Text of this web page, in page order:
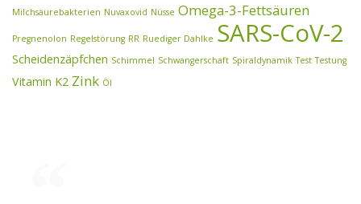
Milchsäurebakterien Nuvaxovid Nüsse Omega-3-Fettsäuren
Pregnenolon Regelstörung RR Ruediger Dahlke SARS-CoV-2
Scheidenzäpfchen Schimmel Schwangerschaft Spiraldynamik Test Testung
Vitamin K2 Zink Öl